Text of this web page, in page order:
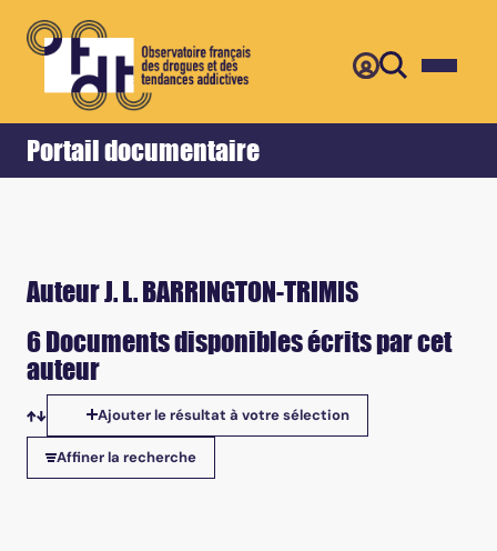
Portail documentaire
Accueil Retour
Auteur J. L. BARRINGTON-TRIMIS
6 Documents disponibles écrits par cet
auteur
Tris disponibles
Ajouter le résultat à votre sélection
Affiner la recherche